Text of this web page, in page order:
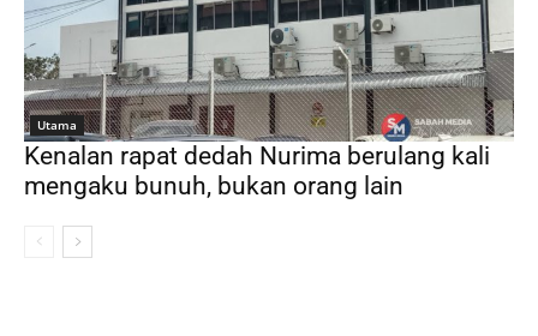
Utama
Kenalan rapat dedah Nurima berulang kali
mengaku bunuh, bukan orang lain